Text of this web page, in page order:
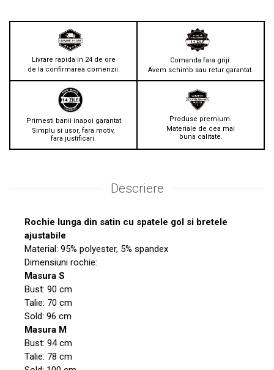
Livrare rapida in 24 de ore
de la confirmarea comenzii.
Comanda fara griji.
Avem schimb sau retur garantat.
Primesti banii inapoi garantat
Simplu si usor, fara motiv,
fara justificari.
Produse premium.
Materiale de cea mai
buna calitate.
Descriere
Rochie lunga din satin cu spatele gol si bretele
ajustabile
Material: 95% polyester, 5% spandex
Dimensiuni rochie:
Masura S
Bust: 90 cm
Talie: 70 cm
Sold: 96 cm
Masura M
Bust: 94 cm
Talie: 78 cm